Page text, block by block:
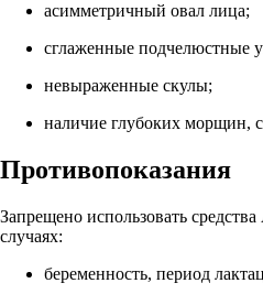
асимметричный овал лица;
сглаженные подчелюстные
невыраженные скулы;
наличие глубоких морщин,
Противопоказания
Запрещено использовать
случаях:
беременность, период